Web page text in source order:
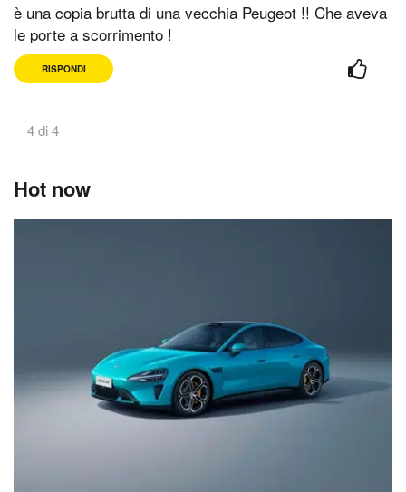
è una copia brutta di una vecchia Peugeot !! Che aveva
le porte a scorrimento !
RISPONDI
4 di 4
Hot now